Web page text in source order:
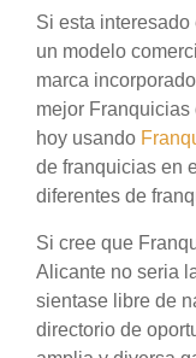
Si esta
un modelo
marca
mejor
hoy usando
de franquicias en
diferentes de
Si cree que
Alicante no seria
sientase libre de
directorio de